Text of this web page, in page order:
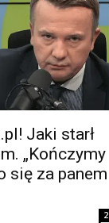
Jaki starł
„Kończymy
się za panem
2